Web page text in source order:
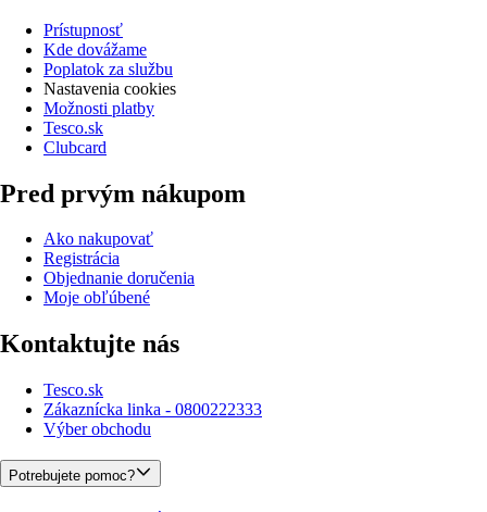
Prístupnosť
Kde dovážame
Poplatok za službu
Nastavenia cookies
Možnosti platby
Tesco.sk
Clubcard
Pred prvým nákupom
Ako nakupovať
Registrácia
Objednanie doručenia
Moje obľúbené
Kontaktujte nás
Tesco.sk
Zákaznícka linka - 0800222333
Výber obchodu
Potrebujete pomoc?